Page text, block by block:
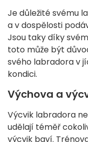
Je důležité svému
a v dospělosti
Jsou taky díky
toto může být
svého labradora v
kondici.
Výchova a
Výcvik labradora
udělají téměř
výcvik baví.